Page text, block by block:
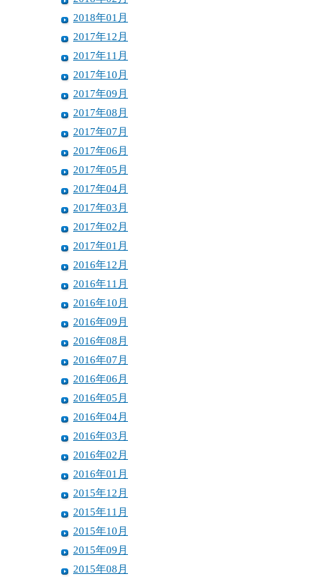
2018年01月
2017年12月
2017年11月
2017年10月
2017年09月
2017年08月
2017年07月
2017年06月
2017年05月
2017年04月
2017年03月
2017年02月
2017年01月
2016年12月
2016年11月
2016年10月
2016年09月
2016年08月
2016年07月
2016年06月
2016年05月
2016年04月
2016年03月
2016年02月
2016年01月
2015年12月
2015年11月
2015年10月
2015年09月
2015年08月